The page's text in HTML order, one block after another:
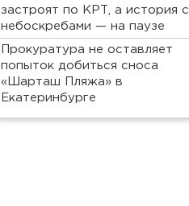
застроят по КРТ, а история с
небоскребами — на паузе
Прокуратура не оставляет
попыток добиться сноса
«Шарташ Пляжа» в
Екатеринбурге